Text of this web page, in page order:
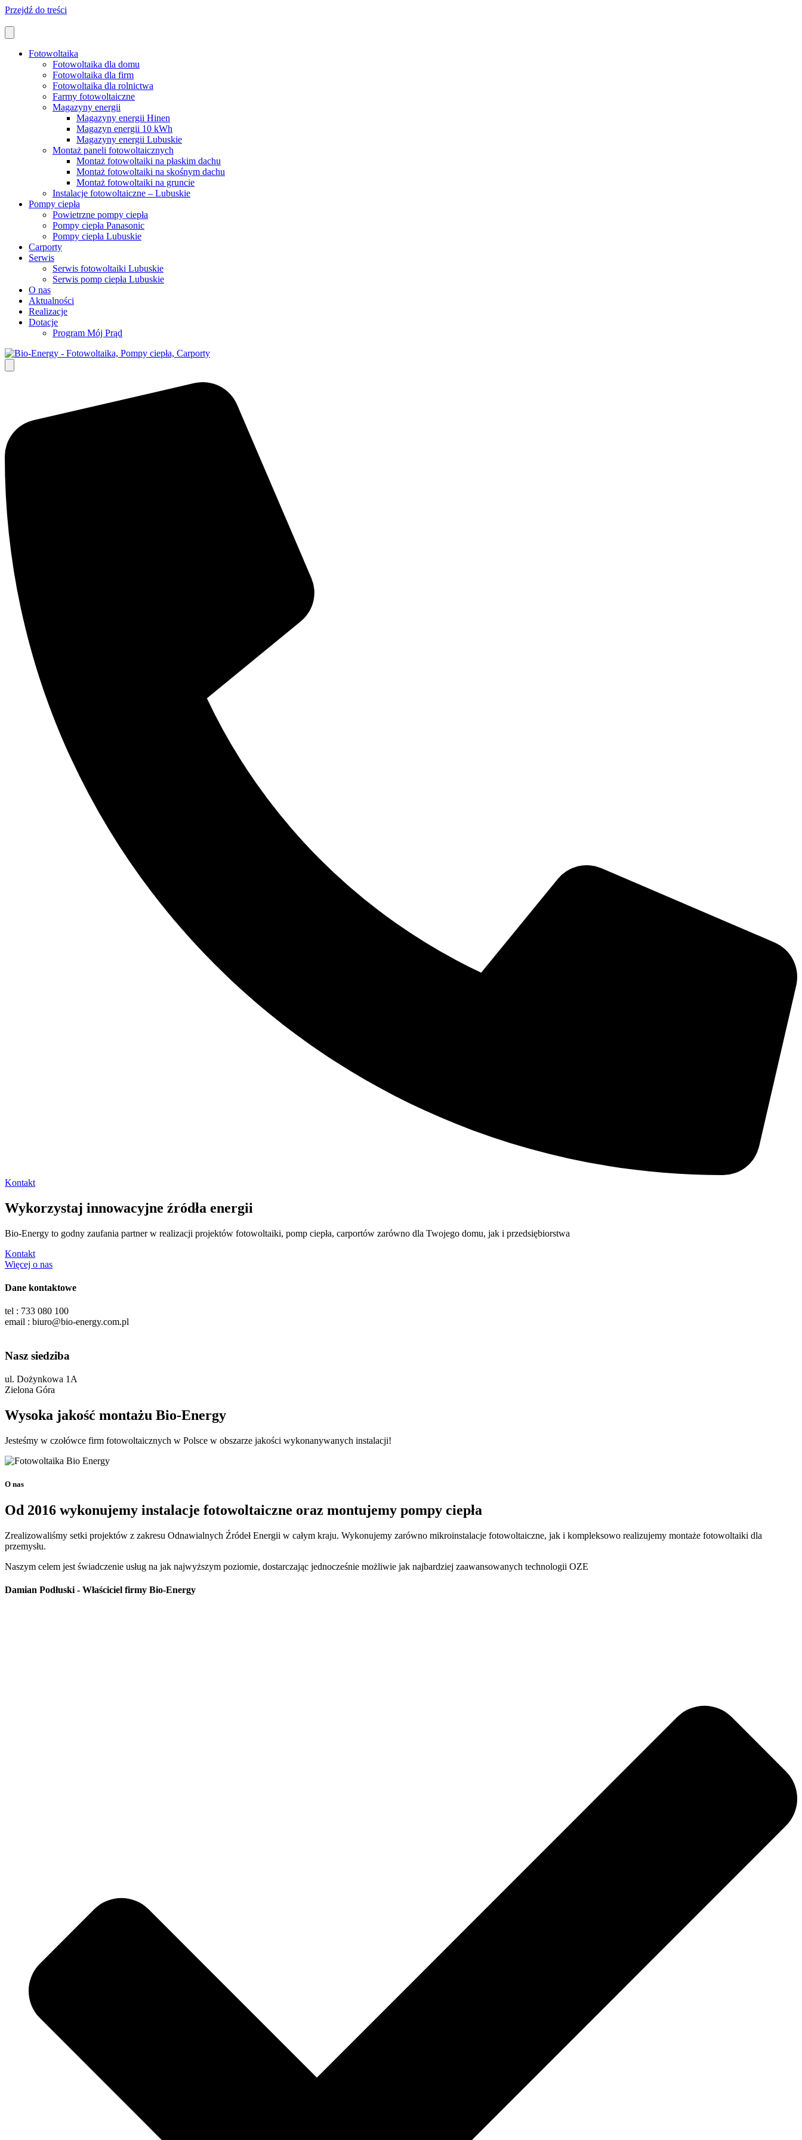
Przejdź do treści
Fotowoltaika
Fotowoltaika dla domu
Fotowoltaika dla firm
Fotowoltaika dla rolnictwa
Farmy fotowoltaiczne
Magazyny energii
Magazyny energii Hinen
Magazyn energii 10 kWh
Magazyny energii Lubuskie
Montaż paneli fotowoltaicznych
Montaż fotowoltaiki na płaskim dachu
Montaż fotowoltaiki na skośnym dachu
Montaż fotowoltaiki na gruncie
Instalacje fotowoltaiczne – Lubuskie
Pompy ciepła
Powietrzne pompy ciepła
Pompy ciepła Panasonic
Pompy ciepła Lubuskie
Carporty
Serwis
Serwis fotowoltaiki Lubuskie
Serwis pomp ciepła Lubuskie
O nas
Aktualności
Realizacje
Dotacje
Program Mój Prąd
Kontakt
Wykorzystaj innowacyjne źródła energii
Bio-Energy to godny zaufania partner w realizacji projektów fotowoltaiki, pomp ciepła, carportów zarówno dla Twojego domu, jak i przedsiębiorstwa
Kontakt
Więcej o nas
Dane kontaktowe
tel : 733 080 100
email : biuro@bio-energy.com.pl
Nasz siedziba
ul. Dożynkowa 1A
Zielona Góra
Wysoka jakość montażu Bio-Energy
Jesteśmy w czołówce firm fotowoltaicznych w Polsce w obszarze jakości wykonanywanych instalacji!
O nas
Od 2016 wykonujemy instalacje fotowoltaiczne oraz montujemy pompy ciepła
Zrealizowaliśmy setki projektów z zakresu Odnawialnych Źródeł Energii w całym kraju. Wykonujemy zarówno mikroinstalacje fotowoltaiczne, jak i kompleksowo realizujemy montaże fotowoltaiki dla
przemysłu.
Naszym celem jest świadczenie usług na jak najwyższym poziomie, dostarczając jednocześnie możliwie jak najbardziej zaawansowanych technologii OZE
Damian Podłuski - Właściciel firmy Bio-Energy